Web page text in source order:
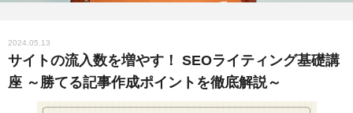
2024.05.13
サイトの流入数を増やす！ SEOライティング基礎講
座 ～勝てる記事作成ポイントを徹底解説～